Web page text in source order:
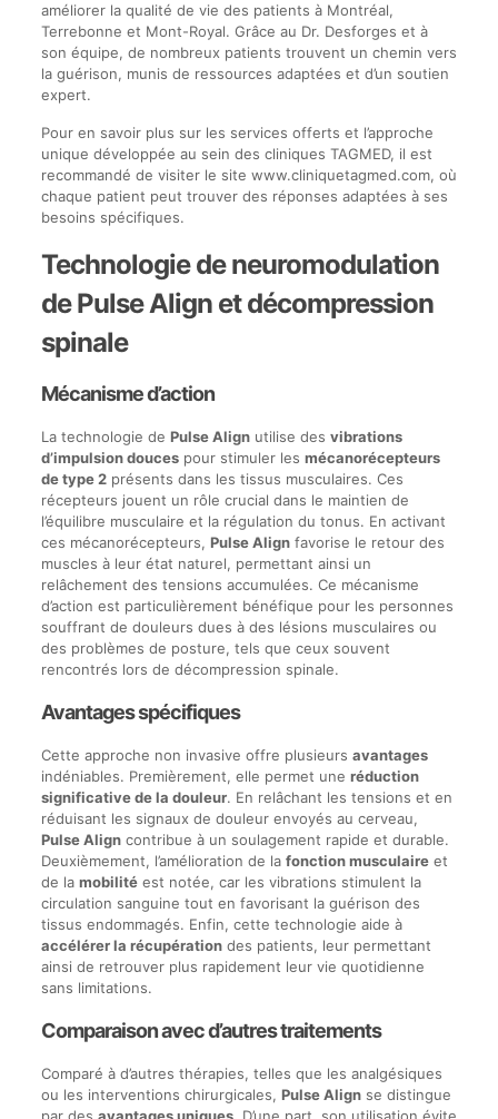
améliorer la qualité de vie des patients à Montréal,
Terrebonne et Mont-Royal. Grâce au Dr. Desforges et à
son équipe, de nombreux patients trouvent un chemin vers
la guérison, munis de ressources adaptées et d’un soutien
expert.
Pour en savoir plus sur les services offerts et l’approche
unique développée au sein des cliniques TAGMED, il est
recommandé de visiter le site www.cliniquetagmed.com, où
chaque patient peut trouver des réponses adaptées à ses
besoins spécifiques.
Technologie de neuromodulation
de Pulse Align et décompression
spinale
Mécanisme d’action
La technologie de Pulse Alignutilise des vibrations
d’impulsion doucespour stimuler les mécanorécepteurs
de type 2présents dans les tissus musculaires. Ces
récepteurs jouent un rôle crucial dans le maintien de
l’équilibre musculaire et la régulation du tonus. En activant
ces mécanorécepteurs, Pulse Alignfavorise le retour des
muscles à leur état naturel, permettant ainsi un
relâchement des tensions accumulées. Ce mécanisme
d’action est particulièrement bénéfique pour les personnes
souffrant de douleurs dues à des lésions musculaires ou
des problèmes de posture, tels que ceux souvent
rencontrés lors de décompression spinale.
Avantages spécifiques
Cette approche non invasive offre plusieurs avantages
indéniables. Premièrement, elle permet une réduction
significative de la douleur. En relâchant les tensions et en
réduisant les signaux de douleur envoyés au cerveau,
Pulse Aligncontribue à un soulagement rapide et durable.
Deuxièmement, l’amélioration de la fonction musculaireet
de la mobilitéest notée, car les vibrations stimulent la
circulation sanguine tout en favorisant la guérison des
tissus endommagés. Enfin, cette technologie aide à
accélérer la récupérationdes patients, leur permettant
ainsi de retrouver plus rapidement leur vie quotidienne
sans limitations.
Comparaison avec d’autres traitements
Comparé à d’autres thérapies, telles que les analgésiques
ou les interventions chirurgicales, Pulse Alignse distingue